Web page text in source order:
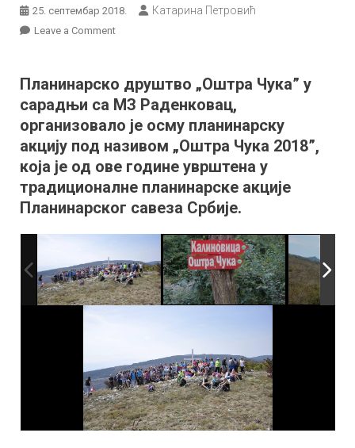
25. септембар 2018. Катарина Петровић
Leave a Commenton
„Оштра
Чука”
Планинарско друштво „Оштра Чука” у
сарадњи са МЗ Раденковац,
организовало је осму планинарску
акцију под називом „Оштра Чука 2018”,
која је од ове године уврштена у
традиционалне планинарске акције
Планинарског савеза Србије.